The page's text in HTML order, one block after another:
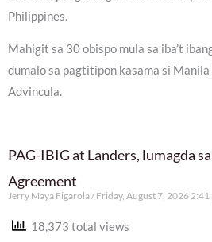
Philippines.
Mahigit sa 30 obispo mula sa iba’t
dumalo sa pagtitipon kasama si
Advincula.
PAG-IBIG at Landers, lumagda
Agreement
Jerry Maya Figarola Friday, August 7, 2026 2:41
18,373 total views